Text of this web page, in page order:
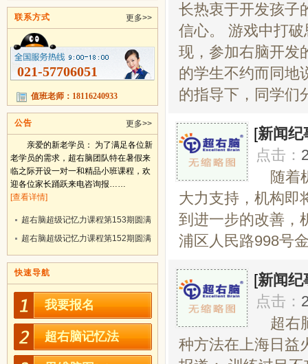
长热衷于开发孩子
信心。 游戏中打
现，参加右脑开发
的学生不约而同地
的指导下，同学们
[新闻纪
点击：
随着
大力支持，机构即
到进一步的改善，
浦区人民路998号
[新闻纪
点击：
超右
种方法在上海日益
联系方式 更多>>
021-57706051
值班老师：18116240933
公告 更多>>
亲爱的新老学员： 为了满足各位新
老学员的需求，超右脑团队特在暑假来
临之际开设一对一和精品小班课程，欢
迎各位家长踊跃来电咨询报……
[查看详情]
超右脑超级记忆力课程第153期圆满
结业！
超右脑超级记忆力课程第152期圆满
结业！
快速导航
我要报名
超右脑记忆法